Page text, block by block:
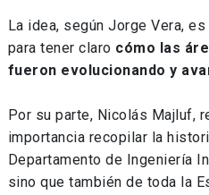
La idea, según Jorge Vera,
para tener claro cómo las
fueron evolucionando y
Por su parte, Nicolás Majluf,
importancia recopilar la
Departamento de Ingeniería
sino que también de toda la